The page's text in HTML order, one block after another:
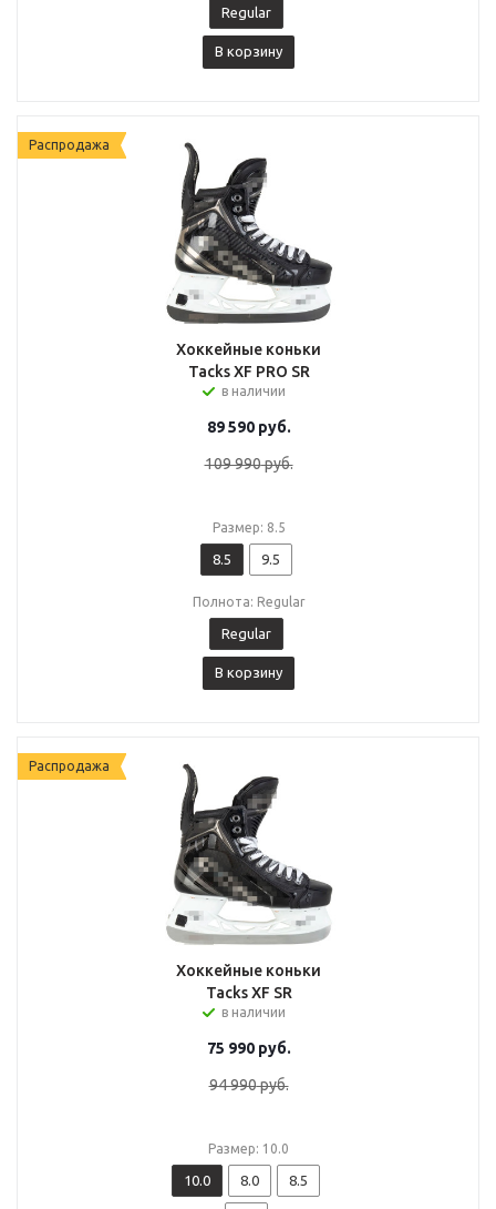
Regular
В корзину
Распродажа
Хоккейные коньки
Tacks XF PRO SR
в наличии
89 590руб.
109 990руб.
Размер: 8.5
8.5 9.5
Полнота: Regular
Regular
В корзину
Распродажа
Хоккейные коньки
Tacks XF SR
в наличии
75 990руб.
94 990руб.
Размер: 10.0
10.0 8.0 8.5